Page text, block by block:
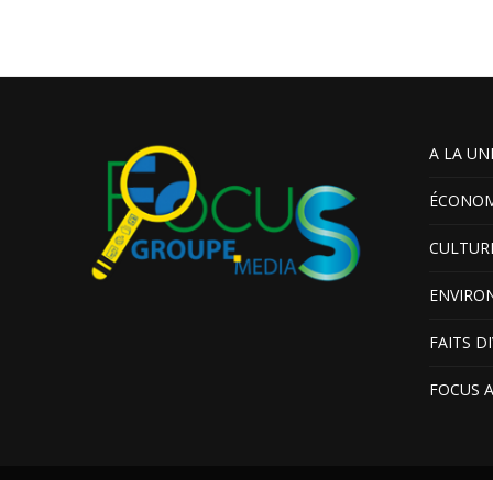
A LA
FAITS
FOCUS